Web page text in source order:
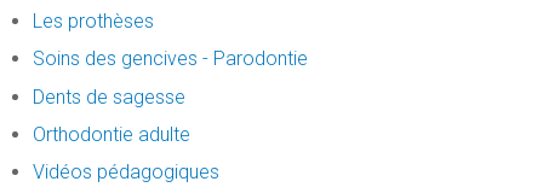
Les prothèses
Soins des gencives - Parodontie
Dents de sagesse
Orthodontie adulte
Vidéos pédagogiques